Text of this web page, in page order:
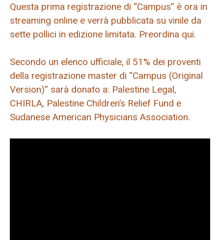
Questa prima registrazione di “Campus” è ora in
streaming online e verrà pubblicata su vinile da
sette pollici in edizione limitata. Preordina qui.
Secondo un elenco ufficiale, il 51% dei proventi
della registrazione master di “Campus (Original
Version)” sarà donato a: Palestine Legal,
CHIRLA, Palestine Children’s Relief Fund e
Sudanese American Physicians Association.